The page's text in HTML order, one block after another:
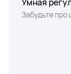
Забудьте про